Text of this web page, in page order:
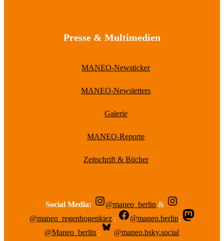
Presse & Multimedien
MANEO-Newsticker
MANEO-Newsletters
Galerie
MANEO-Reporte
Zeitschrift & Bücher
Social Media: @maneo_berlin &
@maneo_regenbogenkiez ; @maneo.berlin;
@Maneo_berlin ; @maneo.bsky.social